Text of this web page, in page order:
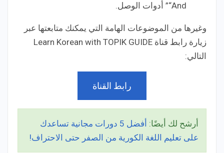
“And” أدوات الوصل.
وغيرها من الموضوعات الهامة التي يمكنك متابعتها عبر
زيارة رابط قناة Learn Korean with TOPIK GUIDE
التالي:
رابط القناة
أرشح لك أيضًا:
أفضل 5 دورات مجانية تساعدك
على تعليم اللغة الكورية من الصفر حتى الاحتراف!